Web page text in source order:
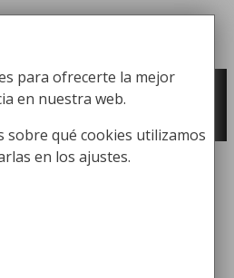
y comercialización de
para la higiene industrial
Búsqueda de productos
para ofrecerte la mejor
en nuestra web.
sobre qué cookies utilizamos
en los ajustes.